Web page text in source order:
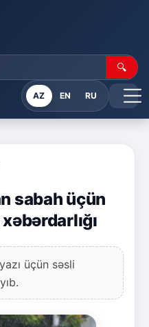
🔍
AZ EN RU
sabah üçün
üçün səsli